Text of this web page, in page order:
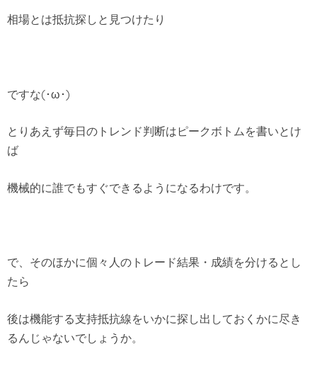
相場とは抵抗探しと見つけたり
ですな(･ω･)
とりあえず毎日のトレンド判断はピークボトムを書いとけ
ば
機械的に誰でもすぐできるようになるわけです。
で、そのほかに個々人のトレード結果・成績を分けるとし
たら
後は機能する支持抵抗線をいかに探し出しておくかに尽き
るんじゃないでしょうか。